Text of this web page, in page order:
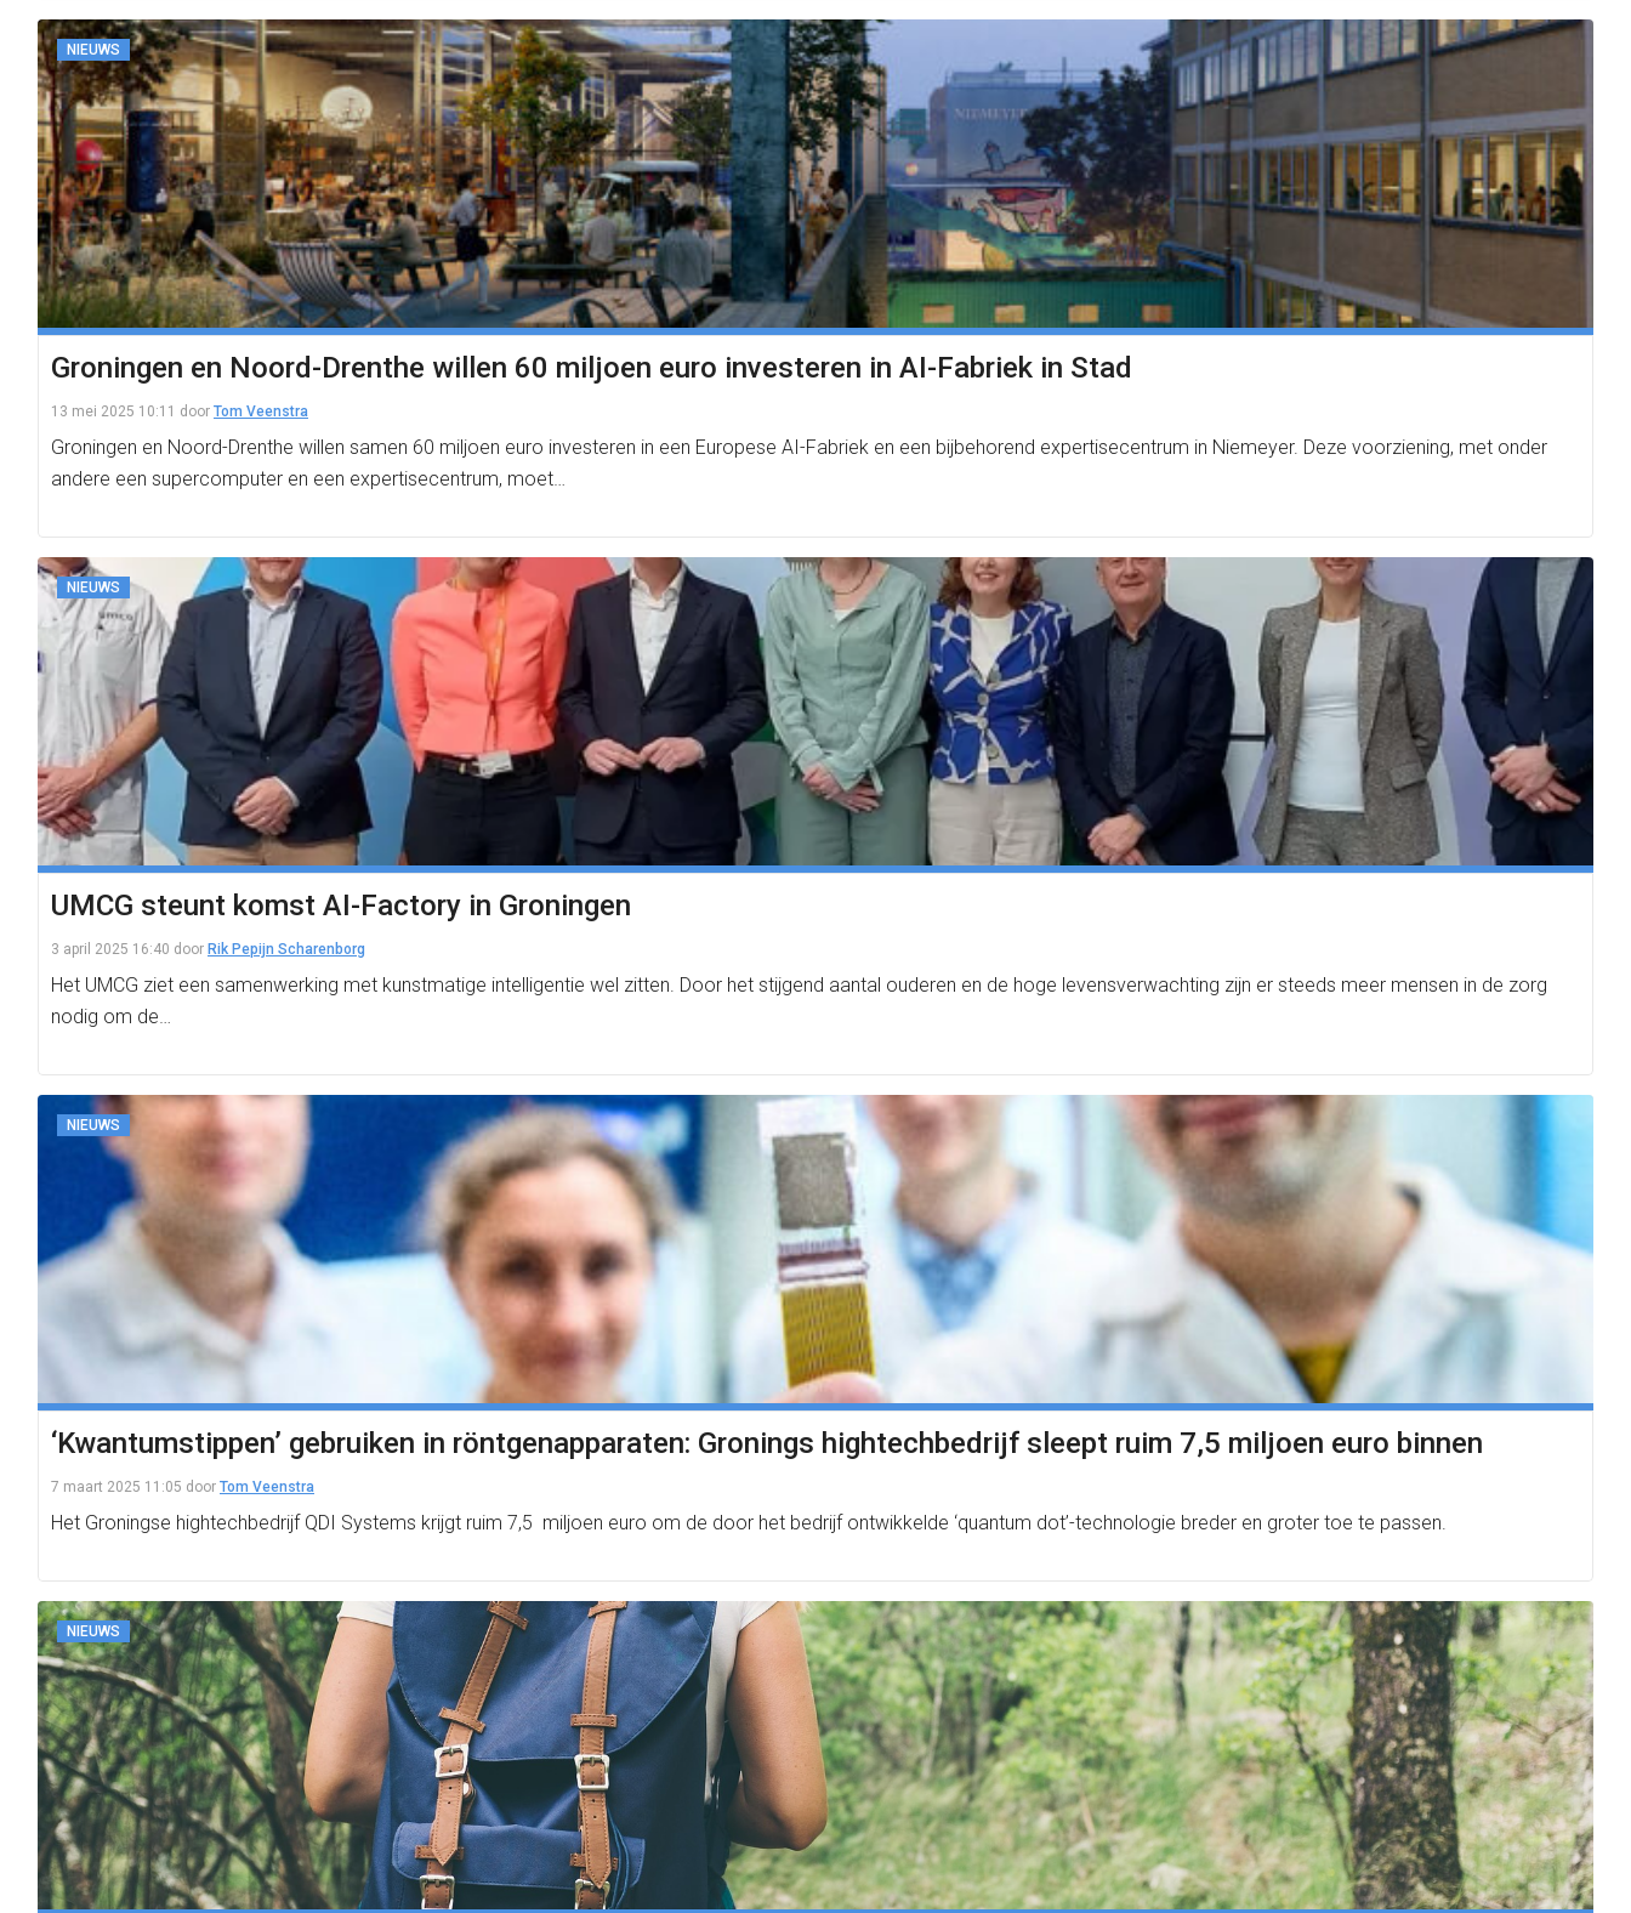
NIEUWS
Groningen en Noord-Drenthe willen 60 miljoen euro investeren in AI-Fabriek in Stad
13 mei 2025 10:11 door Tom Veenstra
Groningen en Noord-Drenthe willen samen 60 miljoen euro investeren in een Europese AI-Fabriek en een bijbehorend expertisecentrum in Niemeyer. Deze voorziening, met onder
andere een supercomputer en een expertisecentrum, moet…
NIEUWS
UMCG steunt komst AI-Factory in Groningen
3 april 2025 16:40 door Rik Pepijn Scharenborg
Het UMCG ziet een samenwerking met kunstmatige intelligentie wel zitten. Door het stijgend aantal ouderen en de hoge levensverwachting zijn er steeds meer mensen in de zorg
nodig om de…
NIEUWS
‘Kwantumstippen’ gebruiken in röntgenapparaten: Gronings hightechbedrijf sleept ruim 7,5 miljoen euro binnen
7 maart 2025 11:05 door Tom Veenstra
Het Groningse hightechbedrijf QDI Systems krijgt ruim 7,5 miljoen euro om de door het bedrijf ontwikkelde ‘quantum dot’-technologie breder en groter toe te passen.
NIEUWS